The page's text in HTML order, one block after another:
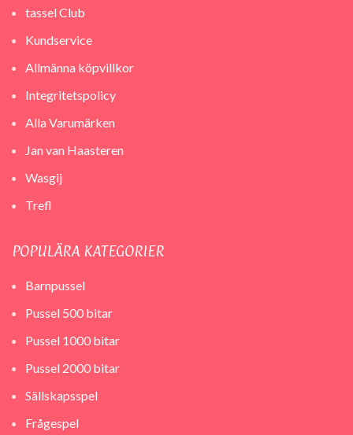
tassel Club
Kundservice
Allmänna köpvillkor
Integritetspolicy
Alla Varumärken
Jan van Haasteren
Wasgij
Trefl
POPULÄRA KATEGORIER
Barnpussel
Pussel 500 bitar
Pussel 1000 bitar
Pussel 2000 bitar
Sällskapsspel
Frågespel